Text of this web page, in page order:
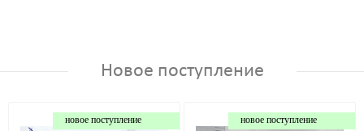
Новое поступление
новое поступление новое поступление